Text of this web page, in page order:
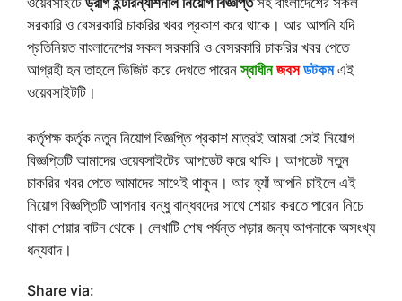
সরকারি ও বেসরকারি চাকরির খবর প্রকাশ করে থাকে। আর আপনি যদি
প্রতিনিয়ত বাংলাদেশের সকল সরকারি ও বেসরকারি চাকরির খবর পেতে
আগ্রহী হন তাহলে ভিজিট করে দেখতে পারেনস্বাধীনজবসডটকমএই
ওয়েবসাইটটি।
কর্তৃপক্ষ কর্তৃক নতুন নিয়োগ বিজ্ঞপ্তি প্রকাশ মাত্রই আমরা সেই নিয়োগ
বিজ্ঞপ্তিটি আমাদের ওয়েবসাইটের আপডেট করে থাকি। আপডেট নতুন
চাকরির খবর পেতে আমাদের সাথেই থাকুন। আর হ্যাঁ আপনি চাইলে এই
নিয়োগ বিজ্ঞপ্তিটি আপনার বন্ধু বান্ধবদের সাথে শেয়ার করতে পারেন নিচে
থাকা শেয়ার বাটন থেকে। লেখাটি শেষ পর্যন্ত পড়ার জন্য আপনাকে অসংখ্য
ধন্যবাদ।
Share via: